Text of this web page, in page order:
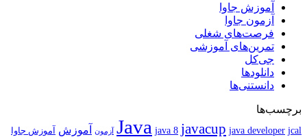
آموزش جاوا
آزمون جاوا
فرصت‌های شغلی
تمرین‌های آموزشی
جی‌کل
دانلودها
دانستنی‌ها
برچسب‌ها
Java java 8 javacup java developer jcal آزمون آموزش آموزش جاوا